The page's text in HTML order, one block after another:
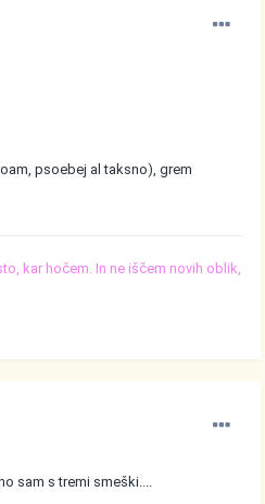
psoebej al taksno), grem
kar hočem. In ne iščem novih oblik,
sam s tremi smeški....